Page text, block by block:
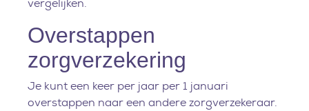
vergelijken.
Overstappen
zorgverzekering
Je kunt een keer per jaar per 1 januari
overstappen naar een andere zorgverzekeraar.